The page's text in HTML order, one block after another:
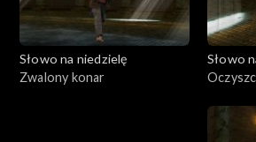
Słowo na niedzielę
Zwalony konar
Słowo